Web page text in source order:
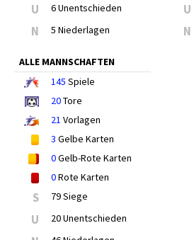
U 6 Unentschieden
N 5 Niederlagen
U
N
ALLE MANNSCHAFTEN
145 Spiele
20Tore
21 Vorlagen
3 Gelbe Karten
0Gelb-Rote Karten
0Rote Karten
S 79 Siege
U 20 Unentschieden